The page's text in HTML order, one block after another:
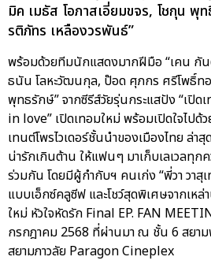
มิค เมธัส โอภาสเอี่ยมขจร, โชกุน
รติภัทร เหลืองวรพันธ์”
พร้อมด้วยทีมนักแสดงมากฝีมือ “เคน กั
ธนัน โลหะวัฒนกุล, ป๊อด ศุภกร ศรีโพธิ์ท
พุทธรักษ์” จากซีรีส์วัยรุ่นกระแสปัง “เปิด
in love” เปิดเทอมใหม่ พร้อมเปิดใจไป
เทนต์โพรไวเดอร์ชั้นนำของเมืองไทย ล่า
น่ารักเกินต้าน ให้แฟนๆ มาเก็บเลเวลทุ
ร่วมกัน โดยมีผู้กำกับฯ คนเก่ง “พี่วา วาสุ
แบบเอ็กซ์คลูซีฟ และโชว์สุดพิเศษจากเห
ใหม่ หัวใจหัดรัก Final EP. FAN
กรกฎาคม 2568 ที่ผ่านมา ณ ชั้น 6 สยาม
สยามภาวลัย Paragon Cineplex